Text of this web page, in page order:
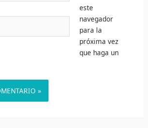
este
navegador
para la
próxima vez
que haga un